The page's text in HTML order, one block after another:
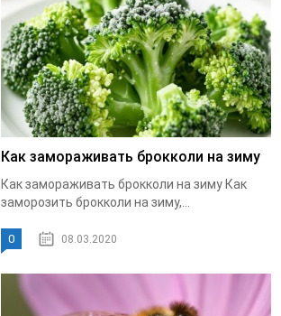
Как замораживать брокколи на зиму
Как замораживать брокколи на зиму Как
заморозить брокколи на зиму,...
0 08.03.2020